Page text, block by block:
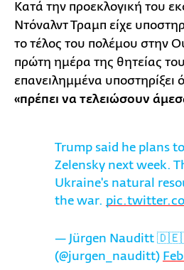
Κατά την προεκλογική του
Ντόναλντ Τραμπ είχε
το τέλος του πολέμου στην
πρώτη ημέρα της θητείας
επανειλημμένα υποστηρίξει
«πρέπει να τελειώσουν
Trump said he plans
Zelensky next week.
Ukraine's natural
the war.
— Jürgen Nauditt
(@jurgen_nauditt)